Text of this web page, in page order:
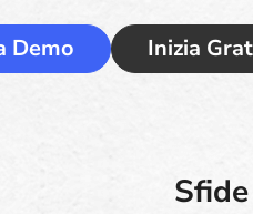
Demo Inizia